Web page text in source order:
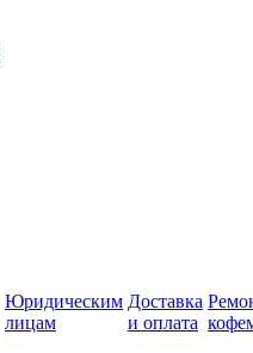
Юридическим
лицам
Доставка
и оплата